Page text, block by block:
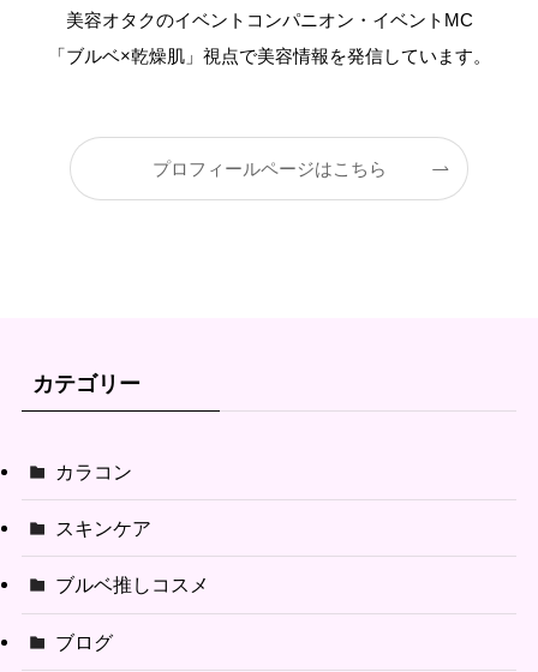
美容オタクのイベントコンパニオン・イベントMC
「ブルベ×乾燥肌」視点で美容情報を発信しています。
プロフィールページはこちら
カテゴリー
カラコン
スキンケア
ブルベ推しコスメ
ブログ